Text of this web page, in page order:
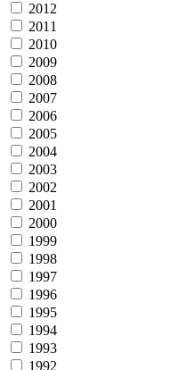
2012
2011
2010
2009
2008
2007
2006
2005
2004
2003
2002
2001
2000
1999
1998
1997
1996
1995
1994
1993
1992